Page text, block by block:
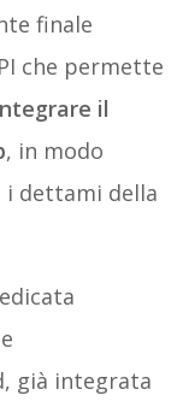
finale
che permette
il
, in modo
i dettami della
già integrata